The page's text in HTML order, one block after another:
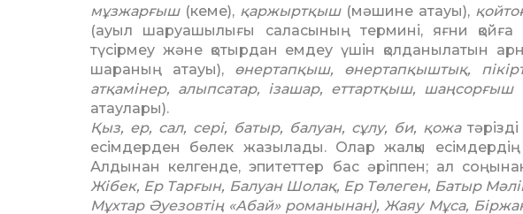
мұзжарғыш(кеме), қаржыртқыш(мәшине атауы),
(ауыл шаруашылығы саласының термині, яғни қойға
түсірмеу және қотырдан емдеу үшін қол­даныла­тын
шараның атауы), өн­ер­­тапқыш, өнертап­қыштық,
атқамінер, алыпсатар, іза­шар, еттартқыш, шаңсорғыш
атаулары).
Қыз, ер, сал, сері, батыр, бал­уан, сұлу, би, қожатәрізді
есімдерден бөлек жазылады. Олар жалқы
Алдынан келгенде, эпитеттер бас әріппен; ал
Жібек, Ер Тарғын, Балуан Шолақ, Ер Төлеген, Батыр
Мұхтар Әуезовтің «Абай» романынан), Жаяу Мұса,